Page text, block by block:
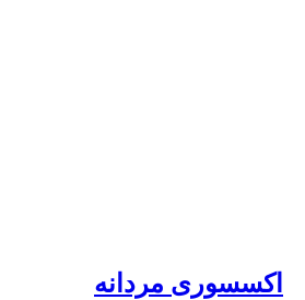
اکسسوری مردانه